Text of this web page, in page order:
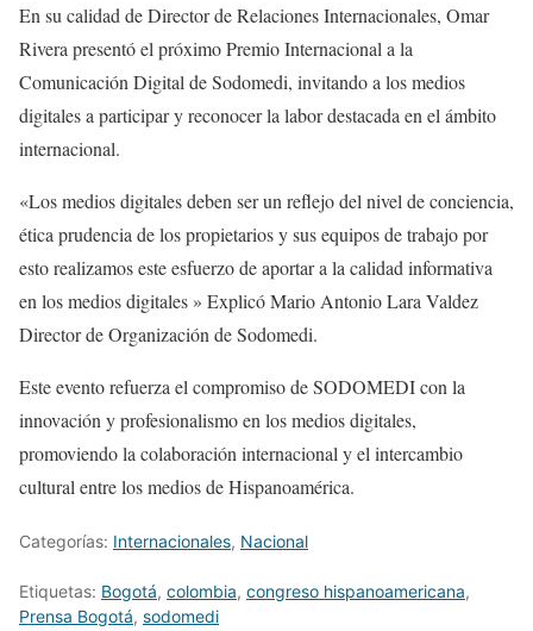
En su calidad de Director de Relaciones Internacionales, Omar
Rivera presentó el próximo Premio Internacional a la
Comunicación Digital de Sodomedi, invitando a los medios
digitales a participar y reconocer la labor destacada en el ámbito
internacional.
«Los medios digitales deben ser un reflejo del nivel de conciencia,
ética prudencia de los propietarios y sus equipos de trabajo por
esto realizamos este esfuerzo de aportar a la calidad informativa
en los medios digitales » Explicó Mario Antonio Lara Valdez
Director de Organización de Sodomedi.
Este evento refuerza el compromiso de SODOMEDI con la
innovación y profesionalismo en los medios digitales,
promoviendo la colaboración internacional y el intercambio
cultural entre los medios de Hispanoamérica.
Categorías: Internacionales, Nacional
Etiquetas: Bogotá, colombia, congreso hispanoamericana,
Prensa Bogotá, sodomedi